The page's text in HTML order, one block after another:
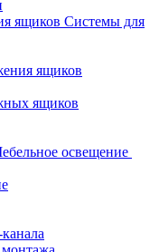
Системы для
ящиков
ящиков
освещение